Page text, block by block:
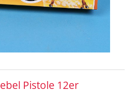
Pistole 12er